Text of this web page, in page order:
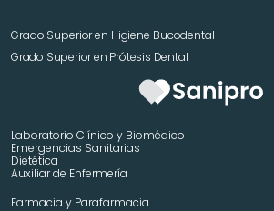
Grado Superior en Higiene Bucodental
Grado Superior en Prótesis Dental
Laboratorio Clínico y Biomédico
Emergencias Sanitarias
Dietética
Auxiliar de Enfermería
Farmacia y Parafarmacia